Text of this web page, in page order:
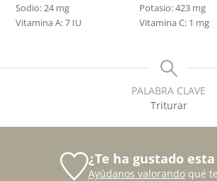
Sodio:24 mg Potasio:423 mg
Vitamina A:7 IU Vitamina C: 1 mg
PALABRA CLAVE
Triturar
¿Te ha gustado
Ayúdanos valorandoqué